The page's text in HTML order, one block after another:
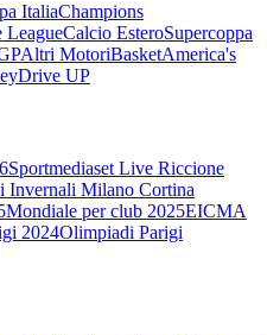
ItaliaChampions
LeagueCalcio EsteroSupercoppa
Altri MotoriBasketAmerica's
Drive UP
Sportmediaset Live Riccione
Invernali Milano Cortina
Mondiale per club 2025EICMA
2024Olimpiadi Parigi